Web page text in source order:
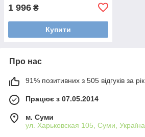
1 996 ₴
Купити
Про нас
91% позитивних з 505 відгуків за рік
Працює з 07.05.2014
м. Суми
ул. Харьковская 105, Суми, Україна